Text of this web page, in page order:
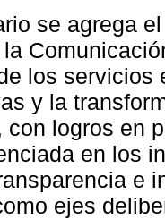
se agrega
los servicios
y la
con logros en
en los
e
ejes